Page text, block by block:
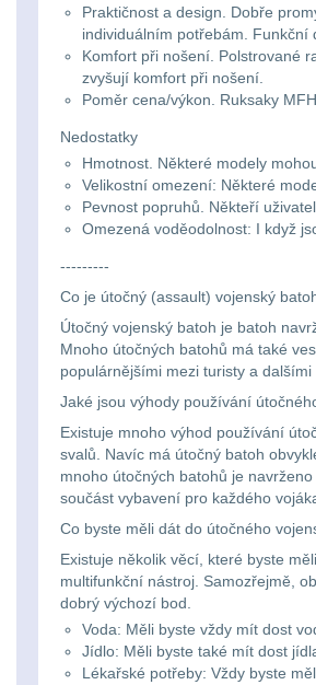
Praktičnost a design. Dobře
individuálním potřebám. Funkční
Komfort při nošení. Polstrované
zvyšují komfort při nošení.
Poměr cena/výkon. Ruksaky
Nedostatky
Hmotnost. Některé modely
Velikostní omezení: Některé
Pevnost popruhů. Někteří
Omezená voděodolnost: I když
---------
Co je útočný (assault) vojenský
Útočný vojenský batoh je batoh
Mnoho útočných batohů má také
populárnějšími mezi turisty a
Jaké jsou výhody používání
Existuje mnoho výhod používání
svalů. Navíc má útočný batoh
mnoho útočných batohů je
součást vybavení pro každého
Co byste měli dát do útočného
Existuje několik věcí, které byste
multifunkční nástroj. Samozřejmě,
dobrý výchozí bod.
Voda: Měli byste vždy mít dost
Jídlo: Měli byste také mít dost
Lékařské potřeby: Vždy byste